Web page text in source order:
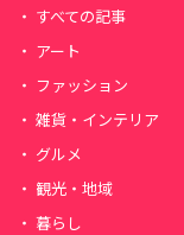
すべての記事
アート
ファッション
雑貨・インテリア
グルメ
観光・地域
暮らし